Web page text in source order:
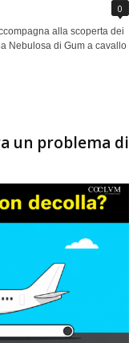
0
alla scoperta dei
Nebulosa di Gum a cavallo
un problema di